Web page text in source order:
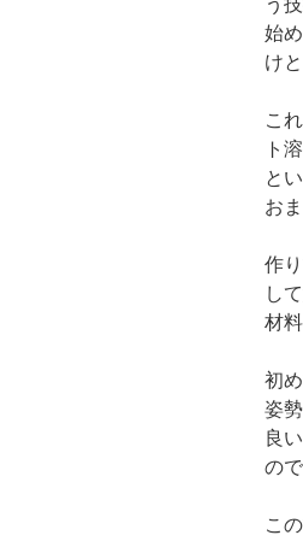
始
け
こ
ト
と
お
作
し
材
初
姿
良
の
こ